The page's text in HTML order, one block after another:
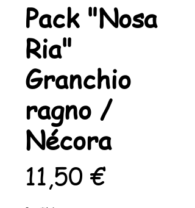
Pack "Nosa
Ria"
Granchio
ragno /
Nécora
11,50 €Prezzo